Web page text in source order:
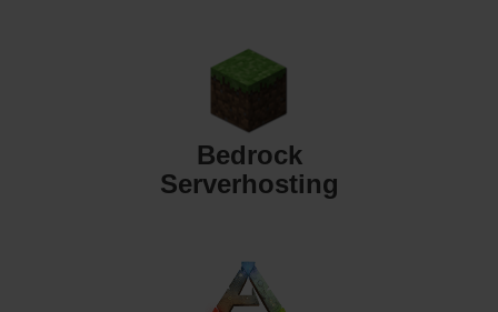
Bedrock
Serverhosting